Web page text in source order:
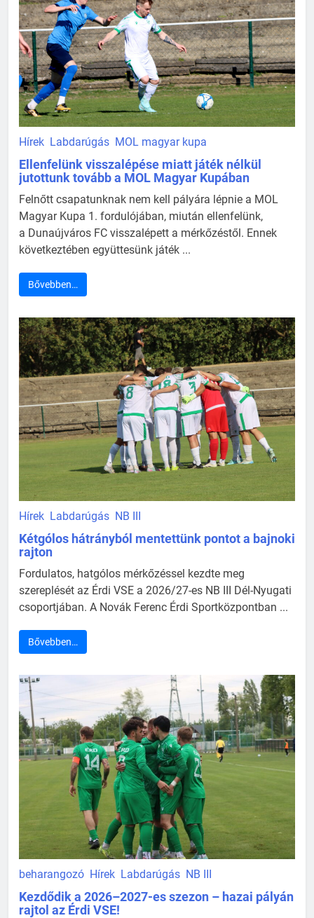
Hírek Labdarúgás MOL magyar kupa
Ellenfelünk visszalépése miatt játék nélkül
jutottunk tovább a MOL Magyar Kupában
Felnőtt csapatunknak nem kell pályára lépnie a MOL
Magyar Kupa 1. fordulójában, miután ellenfelünk,
a Dunaújváros FC visszalépett a mérkőzéstől. Ennek
következtében együttesünk játék ...
Bővebben…
Hírek Labdarúgás NB III
Kétgólos hátrányból mentettünk pontot a bajnoki
rajton
Fordulatos, hatgólos mérkőzéssel kezdte meg
szereplését az Érdi VSE a 2026/27-es NB III Dél-Nyugati
csoportjában. A Novák Ferenc Érdi Sportközpontban ...
Bővebben…
beharangozó Hírek Labdarúgás NB III
Kezdődik a 2026–2027-es szezon – hazai pályán
rajtol az Érdi VSE!